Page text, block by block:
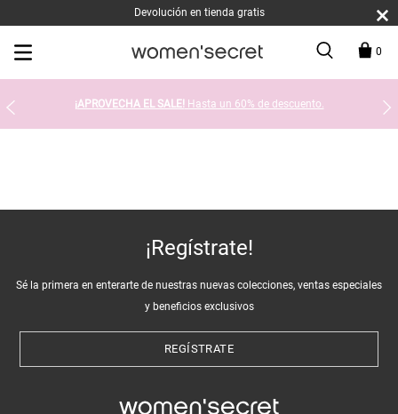
Devolución en tienda gratis
0
¡APROVECHA EL SALE! Hasta un 60% de descuento.
¡Regístrate!
Sé la primera en enterarte de nuestras nuevas colecciones, ventas especiales
y beneficios exclusivos
REGÍSTRATE